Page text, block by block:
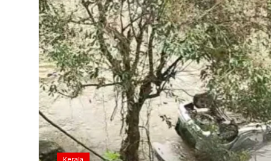
Gulf News
Loksabha Election 2024
Technology
Jobs Mall
Automotive